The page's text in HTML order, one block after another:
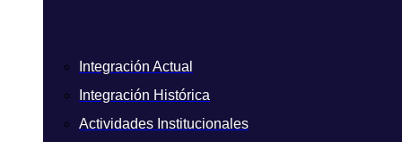
Integración Actual
Integración Histórica
Actividades Institucionales